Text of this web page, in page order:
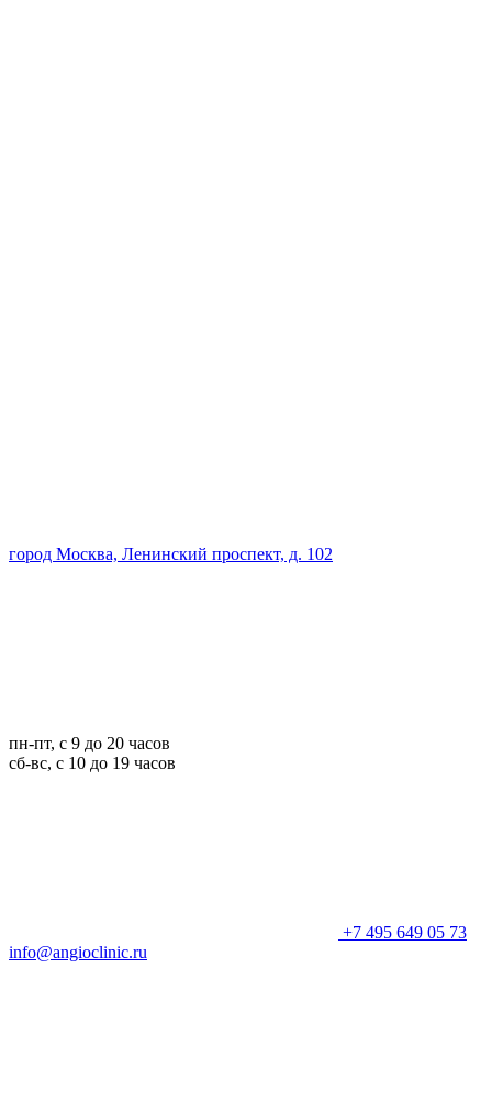
город Москва, Ленинский проспект, д. 102
пн-пт, с 9 до 20 часов
сб-вс, с 10 до 19 часов
+7 495 649 05 73
info@angioclinic.ru